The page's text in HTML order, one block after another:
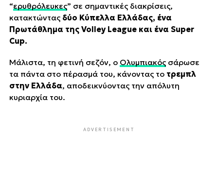
“ερυθρόλευκες” σε σημαντικές διακρίσεις,
κατακτώντας δύο Κύπελλα Ελλάδας, ένα
Πρωτάθλημα της Volley League και ένα Super
Cup.
Μάλιστα, τη φετινή σεζόν, ο Ολυμπιακόςσάρωσε
τα πάντα στο πέρασμά του, κάνοντας το τρεμπλ
στην Ελλάδα, αποδεικνύοντας την απόλυτη
κυριαρχία του.
ADVERTISEMENT